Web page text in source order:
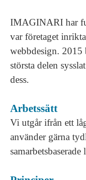
IMAGINARI har
var företaget
webbdesign.
största delen
dess.
Arbetssätt
Vi utgår ifrån ett
använder gärna